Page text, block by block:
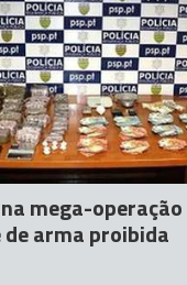
mega-
de arma proibida